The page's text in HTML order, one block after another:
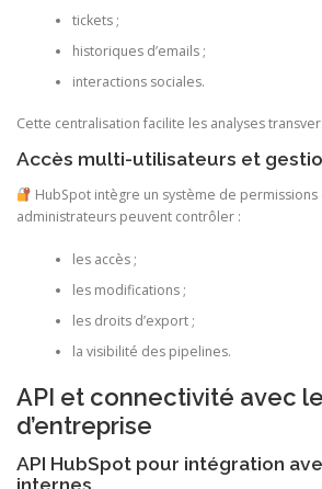
tickets ;
historiques d’emails ;
interactions sociales.
Cette centralisation facilite les analyses
Accès multi-utilisateurs et
HubSpot intègre un système de permissions
administrateurs peuvent contrôler :
les accès ;
les modifications ;
les droits d’export ;
la visibilité des pipelines.
API et connectivité avec
d’entreprise
API HubSpot pour intégration